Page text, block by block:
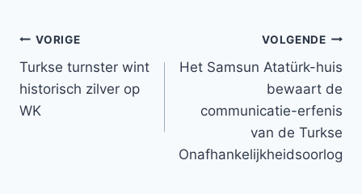
Bericht
navigatie
VORIGE
Turkse turnster wint
historisch zilver op
WK
VOLGENDE
Het Samsun Atatürk-huis
bewaart de
communicatie-erfenis
van de Turkse
Onafhankelijkheidsoorlog